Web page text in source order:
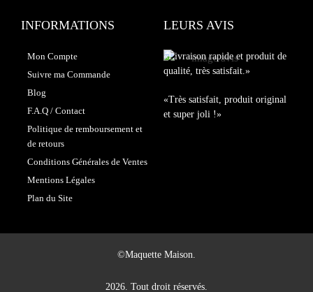
INFORMATIONS
Mon Compte
Suivre ma Commande
Blog
F.A.Q / Contact
Politique de remboursement et
de retours
Conditions Générales de Ventes
Mentions Légales
Plan du Site
LEURS AVIS
«Livraison rapide et produit de
qualité, très satisfait.»
«Très satisfait, produit original
et super joli !»
©Maquette Maison.
2026. Tout droit réservés.